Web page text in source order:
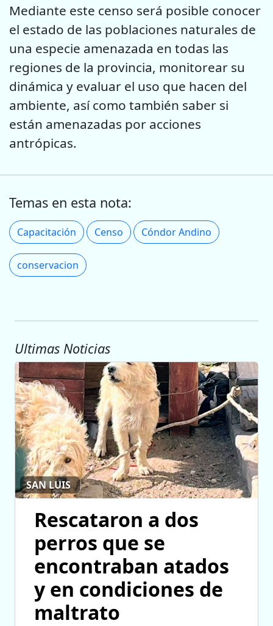
Mediante este censo será posible conocer
el estado de las poblaciones naturales de
una especie amenazada en todas las
regiones de la provincia, monitorear su
dinámica y evaluar el uso que hacen del
ambiente, así como también saber si
están amenazadas por acciones
antrópicas.
Temas en esta nota:
Capacitación Censo Cóndor Andino
conservacion
Ultimas Noticias
SAN LUIS
Rescataron a dos
perros que se
encontraban atados
y en condiciones de
maltrato